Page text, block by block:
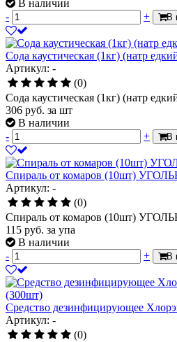
В наличии
-
+ В
Сода каустическая (1кг) (натр
Артикул: -
(0)
Сода каустическая (1кг) (натр
306 руб. за шт
В наличии
-
+ В
Спираль от комаров (10шт)
Артикул: -
(0)
Спираль от комаров (10шт)
115 руб. за упа
В наличии
-
+ В
Средство дезинфицирующее
Артикул: -
(0)